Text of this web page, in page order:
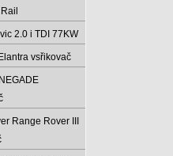
2.0 i TDI 77KW
vsřikovač
Range Rover III